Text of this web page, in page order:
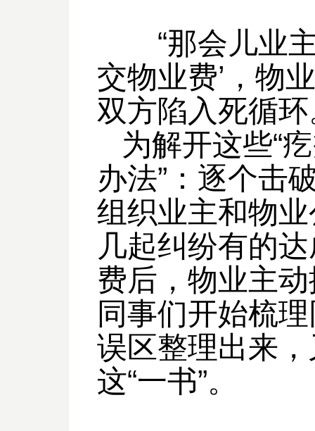
“那会儿业主
交物业费’，物
双方陷入死循
为解开这些“
办法”：逐个击
组织业主和物
几起纠纷有的
费后，物业主
同事们开始梳
误区整理出来
这“一书”。